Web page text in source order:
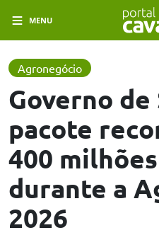
MENU
Agronegócio
Governo de
pacote
400
durante a
2026